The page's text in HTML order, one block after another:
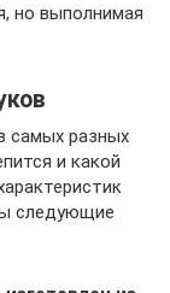
но выполнимая
самых разных
и какой
следующие